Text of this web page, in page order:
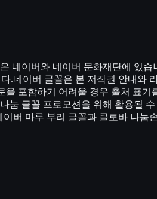
네이버와 네이버 문화재단에 있
.네이버 글꼴은 본 저작권 안내와
포함하기 어려울 경우 출처 표
글꼴 프로모션을 위해 활용될
버 마루 부리 글꼴과 클로바 나눔